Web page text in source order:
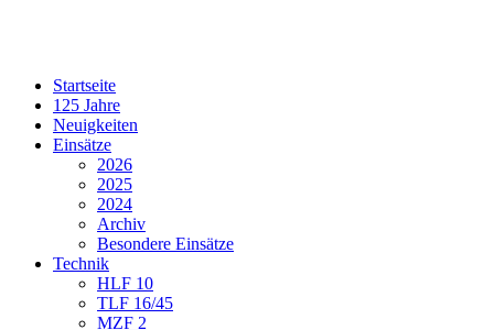
Startseite
125 Jahre
Neuigkeiten
Einsätze
2026
2025
2024
Archiv
Besondere Einsätze
Technik
HLF 10
TLF 16/45
MZF 2